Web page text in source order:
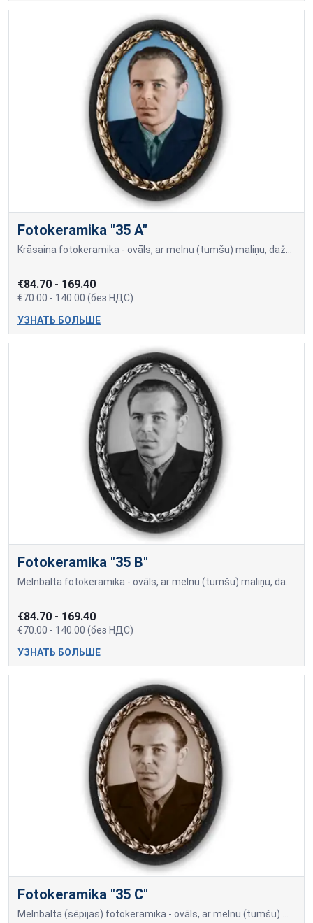
Fotokeramika "35 A"
€84.70 - 169.40
€70.00 - 140.00 (без НДС)
УЗНАТЬ БОЛЬШЕ
Fotokeramika "35 B"
€84.70 - 169.40
€70.00 - 140.00 (без НДС)
УЗНАТЬ БОЛЬШЕ
Fotokeramika "35 C"